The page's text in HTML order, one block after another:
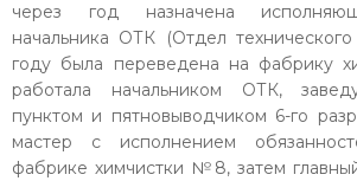
через год назначена
начальника ОТК (Отдел
году была переведена на фабрику
работала начальником ОТК,
пунктом и пятновыводчиком 6-го
мастер с исполнением
фабрике химчистки №8, затем